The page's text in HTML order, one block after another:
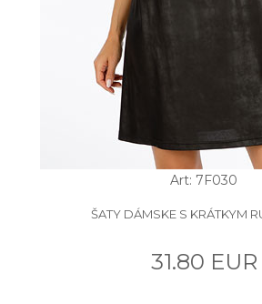
Art: 7F030
ŠATY DÁMSKE S KRÁTKYM
31.80 EUR